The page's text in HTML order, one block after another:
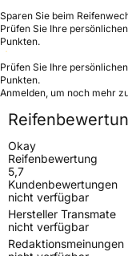
Sparen Sie beim
Prüfen Sie Ihre
Punkten.
Prüfen Sie Ihre
Punkten.
Anmelden, um noch mehr
Okay
Reifenbewertung
5,7
Kundenbewertungen
nicht verfügbar
Hersteller Transmate
nicht verfügbar
Redaktionsmeinungen